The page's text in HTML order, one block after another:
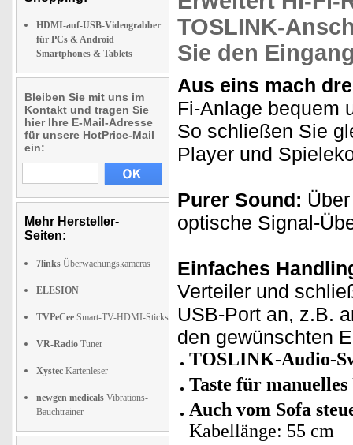
HDMI-auf-USB-Videograbber
für PCs & Android
Smartphones & Tablets
Bleiben Sie mit uns im
Kontakt und tragen Sie
hier Ihre E-Mail-Adresse
für unsere HotPrice-Mail
ein:
Mehr Hersteller-
Seiten:
7links Überwachungskameras
ELESION
TVPeCee Smart-TV-HDMI-Sticks
VR-Radio Tuner
Xystec Kartenleser
newgen medicals Vibrations-
Bauchtrainer
TOSLINK-
Sie den
Aus eins mach
Fi-Anlage bequem
So schließen Sie
Player und
Purer Sound:
optische Signal-
Einfaches
Verteiler und
USB-Port an, z.B.
den gewünschten
TOSLINK-Audio-
Taste für
Auch vom Sofa
Kabellänge: 55 cm